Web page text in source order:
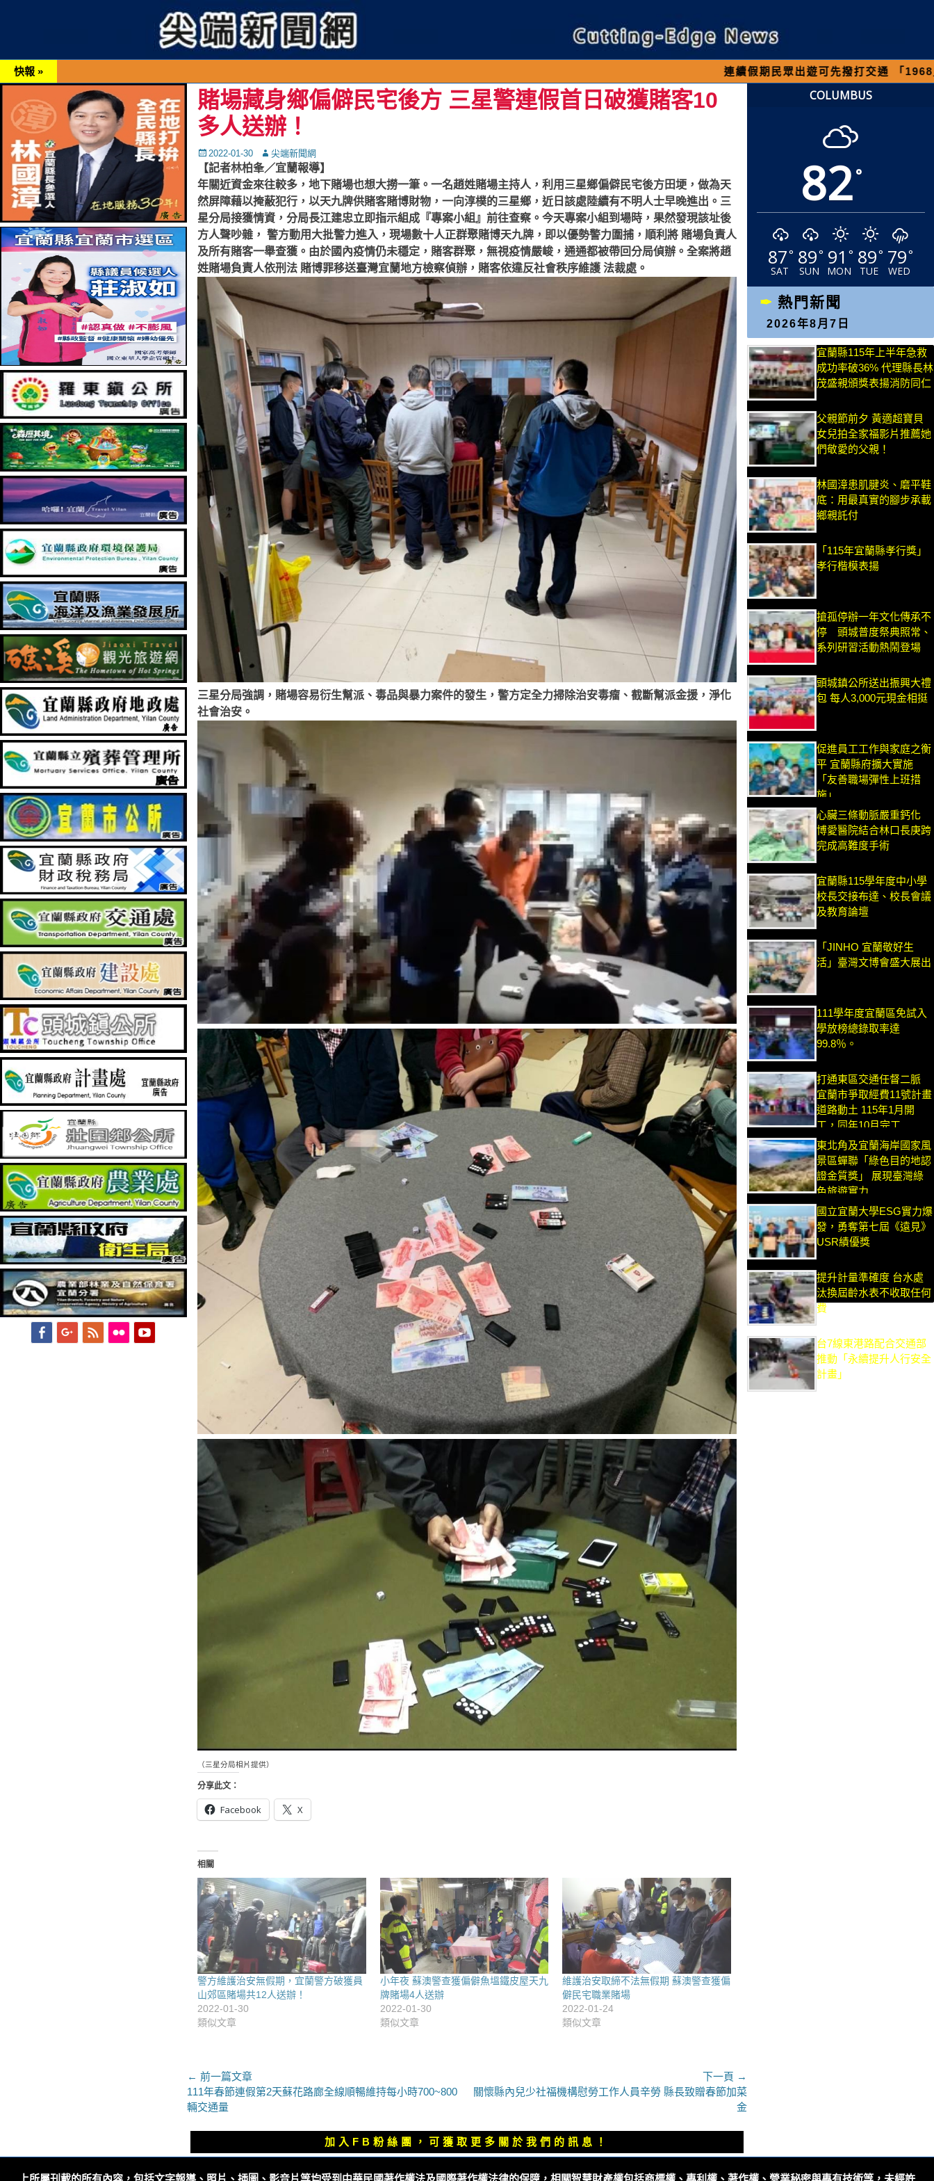
快報 » 連續假期民眾出遊可先撥打交通 「1968」客服專線，以
賭場藏身鄉偏僻民宅後方 三星警連假首日破獲賭客10
多人送辦！
Posted
on
2022-01-30 Autor尖端新聞網
【記者林柏夆／宜蘭報導】
年關近資金來往較多，地下賭場也想大撈一筆。一名趙姓賭場主持人，利用三星鄉偏僻民宅後方田埂，做為天
然屏障藉以掩蔽犯行，以天九牌供賭客賭博財物，一向淳樸的三星鄉，近日該處陸續有不明人士早晚進出。三
星分局接獲情資，分局長江建忠立即指示組成『專案小組』前往查察。今天專案小組到場時，果然發現該址後
方人聲吵雜， 警方動用大批警力進入，現場數十人正群聚賭博天九牌，即以優勢警力圍捕，順利將 賭場負責人
及所有賭客一舉查獲。由於國內疫情仍未穩定，賭客群聚，無視疫情嚴峻，通通都被帶回分局偵辦。全案將趙
姓賭場負責人依刑法 賭博罪移送臺灣宜蘭地方檢察偵辦，賭客依違反社會秩序維護 法裁處。
三星分局強調，賭場容易衍生幫派、毒品與暴力案件的發生，警方定全力掃除治安毒瘤、截斷幫派金援，淨化
社會治安。
（三星分局相片提供）
分享此文：
Facebook X
相關
警方維護治安無假期，宜蘭警方破獲員
山郊區賭場共12人送辦！
2022-01-30
類似文章
小年夜 蘇澳警查獲偏僻魚塭鐵皮屋天九
牌賭場4人送辦
2022-01-30
類似文章
維護治安取締不法無假期 蘇澳警查獲偏
僻民宅職業賭場
2022-01-24
類似文章
文
章
導
覽
← 前一篇文章
上
一
章：
111年春節連假第2天蘇花路廊全線順暢維持每小時700~800
輛交通量
下一頁 →
下
文
章：
關懷縣內兒少社福機構慰勞工作人員辛勞 縣長致贈春節加菜
金
加入FB粉絲團，可獲取更多關於我們的訊息！
COLUMBUS
82°
87°
SAT
89°
SUN
91 °
MON
89°
TUE
79°
WED
熱門新聞
2026年8月7日
宜蘭縣115年上半年急救
成功率破36% 代理縣長林
茂盛親頒獎表揚消防同仁
父親節前夕 黃適超寶貝
女兒拍全家福影片推薦她
們敬愛的父親！
林國漳患肌腱炎、磨平鞋
底：用最真實的腳步承載
鄉親託付
「115年宜蘭縣孝行獎」
孝行楷模表揚
搶孤停辦一年文化傳承不
停 頭城普度祭典照常、
系列研習活動熱鬧登場
頭城鎮公所送出振興大禮
包 每人3,000元現金相挺
促進員工工作與家庭之衡
平 宜蘭縣府擴大實施
「友善職場彈性上班措
施」
心臟三條動脈嚴重鈣化
博愛醫院結合林口長庚跨
完成高難度手術
宜蘭縣115學年度中小學
校長交接布達、校長會議
及教育論壇
「JINHO 宜蘭敬好生
活」臺灣文博會盛大展出
111學年度宜蘭區免試入
學放榜總錄取率達
99.8％。
打通東區交通任督二脈
宜蘭市爭取經費11號計畫
道路動土 115年1月開
工，同年10月完工
東北角及宜蘭海岸國家風
景區蟬聯「綠色目的地認
證金質獎」 展現臺灣綠
色旅遊實力
國立宜蘭大學ESG實力爆
發，勇奪第七屆《遠見》
USR績優獎
提升計量準確度 台水處
汰換屆齡水表不收取任何
費
台7線東港路配合交通部
推動「永續提升人行安全
計畫」
FacebookGoogleplus
Feed Flickr
上所屬刊載的所有內容，包括文字報導、照片、插圖、影音片等均受到中華民國著作權法及國際著作權法律的保障，相關智慧財產權包括商標權、專利權、著作權、營業秘密與專有技術等，未經許